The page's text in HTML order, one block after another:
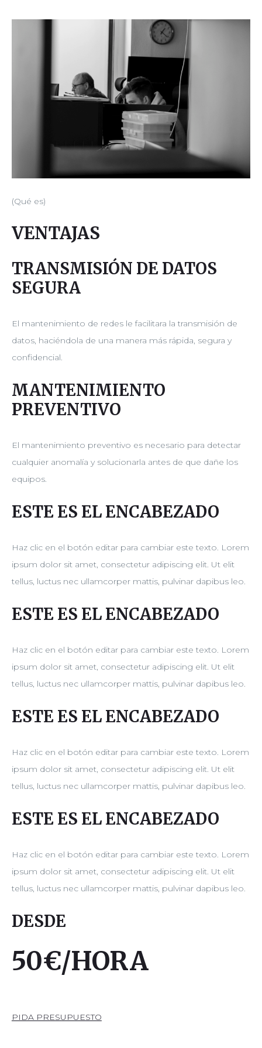
REDES
(Qué es)
VENTAJAS
TRANSMISIÓN DE DATOS
SEGURA
El mantenimiento de redes le facilitara la transmisión de
datos, haciéndola de una manera más rápida, segura y
confidencial.
MANTENIMIENTO
PREVENTIVO
El mantenimiento preventivo es necesario para detectar
cualquier anomalía y solucionarla antes de que dañe los
equipos.
ESTE ES EL ENCABEZADO
Haz clic en el botón editar para cambiar este texto. Lorem
ipsum dolor sit amet, consectetur adipiscing elit. Ut elit
tellus, luctus nec ullamcorper mattis, pulvinar dapibus leo.
ESTE ES EL ENCABEZADO
Haz clic en el botón editar para cambiar este texto. Lorem
ipsum dolor sit amet, consectetur adipiscing elit. Ut elit
tellus, luctus nec ullamcorper mattis, pulvinar dapibus leo.
ESTE ES EL ENCABEZADO
Haz clic en el botón editar para cambiar este texto. Lorem
ipsum dolor sit amet, consectetur adipiscing elit. Ut elit
tellus, luctus nec ullamcorper mattis, pulvinar dapibus leo.
ESTE ES EL ENCABEZADO
Haz clic en el botón editar para cambiar este texto. Lorem
ipsum dolor sit amet, consectetur adipiscing elit. Ut elit
tellus, luctus nec ullamcorper mattis, pulvinar dapibus leo.
DESDE
50€/HORA
PIDA PRESUPUESTO